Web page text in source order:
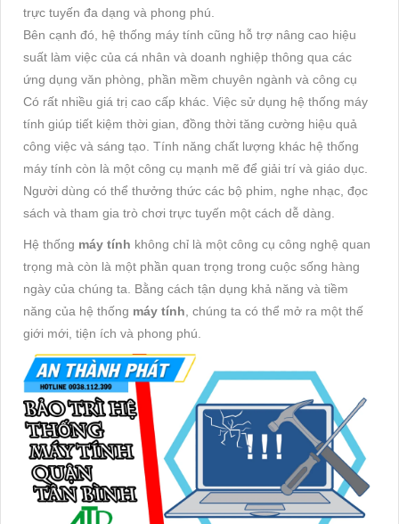
trực tuyến đa dạng và phong phú.
Bên cạnh đó, hệ thống máy tính cũng hỗ trợ nâng cao hiệu
suất làm việc của cá nhân và doanh nghiệp thông qua các
ứng dụng văn phòng, phần mềm chuyên ngành và công cụ
Có rất nhiều giá trị cao cấp khác. Việc sử dụng hệ thống máy
tính giúp tiết kiệm thời gian, đồng thời tăng cường hiệu quả
công việc và sáng tạo. Tính năng chất lượng khác hệ thống
máy tính còn là một công cụ mạnh mẽ để giải trí và giáo dục.
Người dùng có thể thưởng thức các bộ phim, nghe nhạc, đọc
sách và tham gia trò chơi trực tuyến một cách dễ dàng.
Hệ thống máy tính không chỉ là một công cụ công nghệ quan
trọng mà còn là một phần quan trọng trong cuộc sống hàng
ngày của chúng ta. Bằng cách tận dụng khả năng và tiềm
năng của hệ thống máy tính , chúng ta có thể mở ra một thế
giới mới, tiện ích và phong phú.